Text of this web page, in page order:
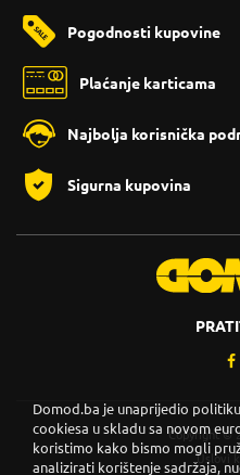
Pogodnosti kupovine
Plaćanje karticama
Najbolja korisnička
Sigurna kupovina
Copyright ©
Uslovi
Domod.ba je unaprijedio
cookiesa u skladu sa novom
koristimo kako bismo mogli
analizirati korištenje sadržaja,